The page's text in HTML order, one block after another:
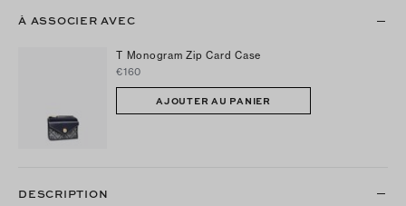
À ASSOCIER AVEC
T Monogram Zip Card Case
€160
AJOUTER AU PANIER
DESCRIPTION